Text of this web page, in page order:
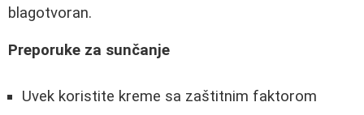
blagotvoran.
Preporuke za sunčanje
Uvek koristite kreme sa zaštitnim faktorom